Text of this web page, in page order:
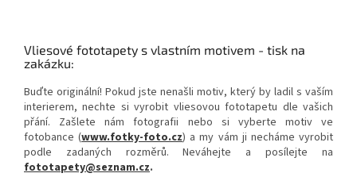
Vliesové fototapety s vlastním motivem - tisk na
zakázku:
Buďte originální! Pokud jste nenašli motiv, který by ladil s vaším
interierem, nechte si vyrobit vliesovou fototapetu dle vašich
přání. Zašlete nám fotografii nebo si vyberte motiv ve
fotobance (www.fotky-foto.cz) a my vám ji necháme vyrobit
podle zadaných rozměrů. Neváhejte a posílejte na
fototapety@seznam.cz.